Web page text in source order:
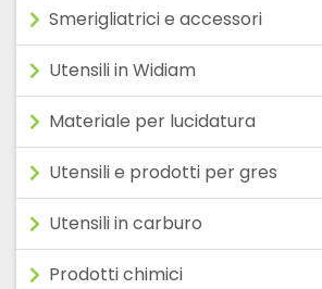
Smerigliatrici e accessori
Utensili in Widiam
Materiale per lucidatura
Utensili e prodotti per gres
Utensili in carburo
Prodotti chimici